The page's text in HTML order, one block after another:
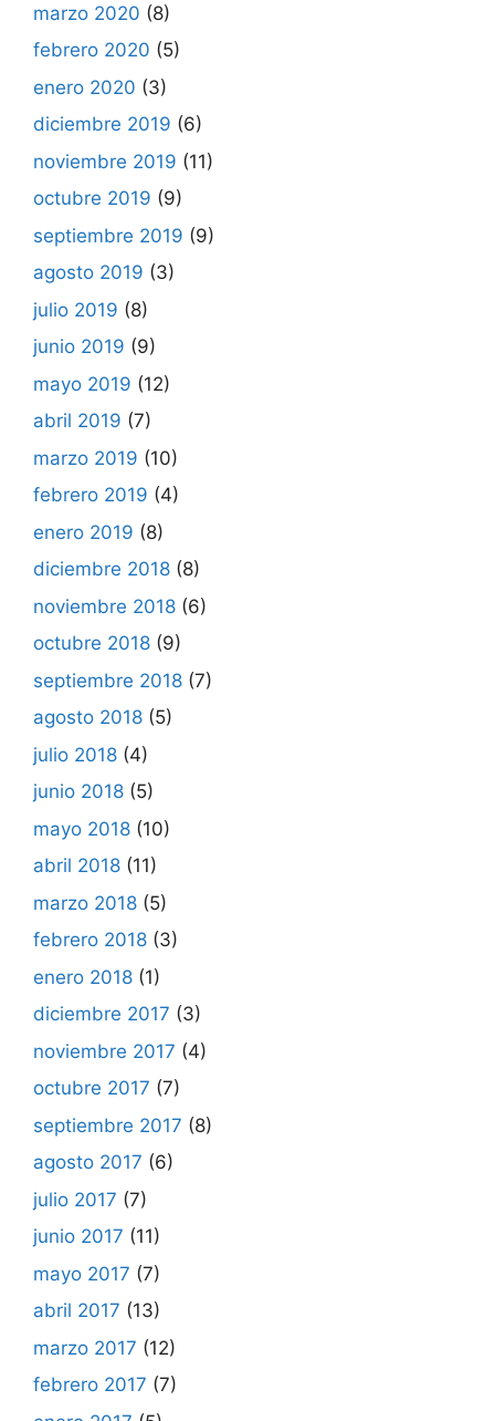
marzo 2020 (8)
febrero 2020 (5)
enero 2020 (3)
diciembre 2019 (6)
noviembre 2019 (11)
octubre 2019 (9)
septiembre 2019 (9)
agosto 2019 (3)
julio 2019 (8)
junio 2019 (9)
mayo 2019 (12)
abril 2019 (7)
marzo 2019 (10)
febrero 2019 (4)
enero 2019 (8)
diciembre 2018 (8)
noviembre 2018 (6)
octubre 2018 (9)
septiembre 2018 (7)
agosto 2018 (5)
julio 2018 (4)
junio 2018 (5)
mayo 2018 (10)
abril 2018 (11)
marzo 2018 (5)
febrero 2018 (3)
enero 2018 (1)
diciembre 2017 (3)
noviembre 2017 (4)
octubre 2017 (7)
septiembre 2017 (8)
agosto 2017 (6)
julio 2017 (7)
junio 2017 (11)
mayo 2017 (7)
abril 2017 (13)
marzo 2017 (12)
febrero 2017 (7)